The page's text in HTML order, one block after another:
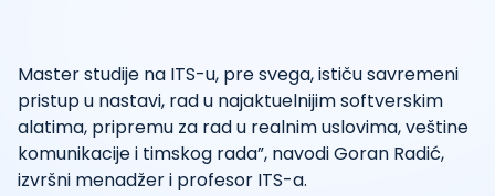
Master studije na ITS-u, pre svega, ističu savremeni
pristup u nastavi, rad u najaktuelnijim softverskim
alatima, pripremu za rad u realnim uslovima, veštine
komunikacije i timskog rada”, navodi Goran Radić,
izvršni menadžer i profesor ITS-a.